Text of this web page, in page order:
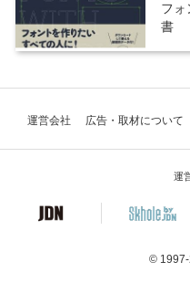
フォ
書
運営会社 広告・取材について
運
©